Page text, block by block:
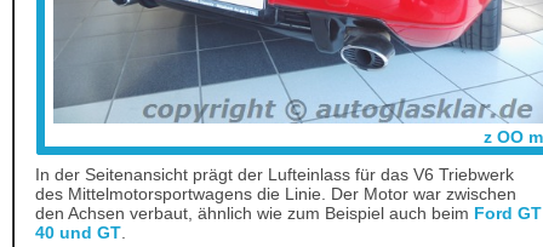
z OO m
In der Seitenansicht prägt der Lufteinlass für das V6 Triebwerk
des Mittelmotorsportwagens die Linie. Der Motor war zwischen
den Achsen verbaut, ähnlich wie zum Beispiel auch beim Ford GT
40 und GT.